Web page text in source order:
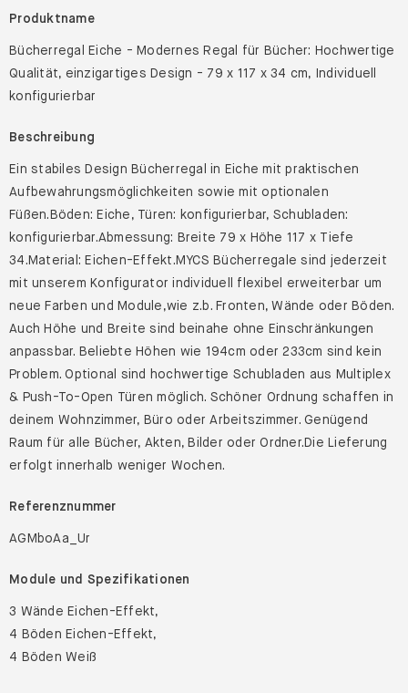
Produktname
Bücherregal Eiche - Modernes Regal für Bücher: Hochwertige
Qualität, einzigartiges Design - 79 x 117 x 34 cm, Individuell
konfigurierbar
Beschreibung
Ein stabiles Design Bücherregal in Eiche mit praktischen
Aufbewahrungsmöglichkeiten sowie mit optionalen
Füßen.Böden: Eiche, Türen: konfigurierbar, Schubladen:
konfigurierbar.Abmessung: Breite 79 x Höhe 117 x Tiefe
34.Material: Eichen-Effekt.MYCS Bücherregale sind jederzeit
mit unserem Konfigurator individuell flexibel erweiterbar um
neue Farben und Module,wie z.b. Fronten, Wände oder Böden.
Auch Höhe und Breite sind beinahe ohne Einschränkungen
anpassbar. Beliebte Höhen wie 194cm oder 233cm sind kein
Problem. Optional sind hochwertige Schubladen aus Multiplex
& Push-To-Open Türen möglich. Schöner Ordnung schaffen in
deinem Wohnzimmer, Büro oder Arbeitszimmer. Genügend
Raum für alle Bücher, Akten, Bilder oder Ordner.Die Lieferung
erfolgt innerhalb weniger Wochen.
Referenznummer
AGMboAa_Ur
Module und Spezifikationen
3 Wände Eichen-Effekt,
4 Böden Eichen-Effekt,
4 Böden Weiß